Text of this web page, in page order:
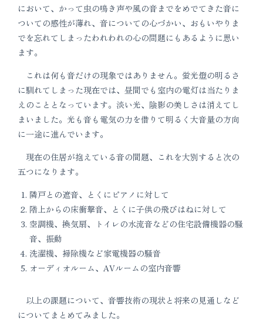
において、かって虫の鳴き声や風の音までをめでてきた音に
ついての感性が薄れ、音についての心づかい、おもいやりま
でを忘れてしまったわれわれの心の問題にもあるように思い
ます。
これは何も音だけの現象ではありません。蛍光燈の明るさ
に馴れてしまった現在では、昼間でも室内の電灯は当たりま
えのこととなっています。淡い光、陰影の美しさは消えてし
まいました。光も音も電気の力を借りて明るく大音量の方向
に一途に進んでいます。
現在の住居が抱えている音の間題、これを大別すると次の
五つになります。
隣戸との遮音、とくにピアノに対して
階上からの床衝撃音、とくに子供の飛びはねに対して
空調機、換気扇、トイレの水流音などの住宅設備機器の騒
音、振動
洗濯機、掃除機など家電機器の騒音
オーディオルーム、AVルームの室内音響
以上の課題について、音響技術の現状と将来の見通しなど
についてまとめてみました。